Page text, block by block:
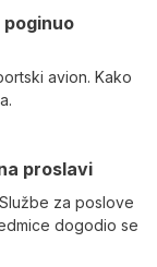
poginuo
avion. Kako
proslavi
za poslove
dogodio se